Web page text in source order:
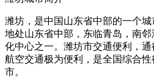
潍坊，是中国山东省中部的一个城
地处山东省中部，东临青岛，南
化中心之一。潍坊市交通便利，
航空交通极为便利，是全国综合
市。